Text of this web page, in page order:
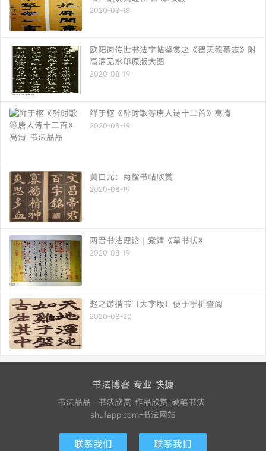
2020-08-18
欧阳询传世书法字帖鉴赏之《翟天德墓志》附
高清无水印原版大图
2020-08-19
鲜于枢《醉时歌等唐人诗十二首》高清
2020-08-19
黄自元：两楷书帖欣赏
2020-08-19
两晋书法理论｜索靖《草书状》
2020-08-19
赵之谦楷书（大字版）便于手机查阅
2020-08-20
书法博客 专业 快捷
书法品品--书法欣赏-作品欣赏-硬笔书法-
shufapp.com-书法网站
联系我们 联系我们